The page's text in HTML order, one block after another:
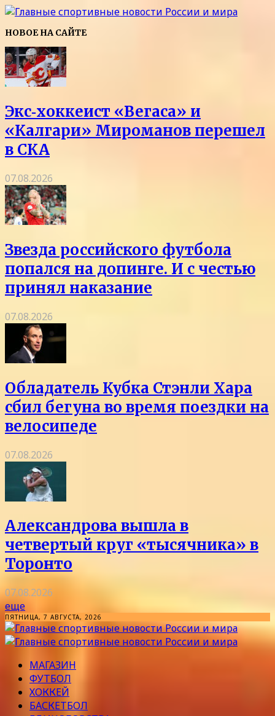
НОВОЕ НА САЙТЕ
Экс‑хоккеист «Вегаса» и
«Калгари» Мироманов перешел
в СКА
07.08.2026
Звезда российского футбола
попался на допинге. И с честью
принял наказание
07.08.2026
Обладатель Кубка Стэнли Хара
сбил бегуна во время поездки на
велосипеде
07.08.2026
Александрова вышла в
четвертый круг «тысячника» в
Торонто
07.08.2026
еще
ПЯТНИЦА, 7 АВГУСТА, 2026
МАГАЗИН
ФУТБОЛ
ХОККЕЙ
БАСКЕТБОЛ